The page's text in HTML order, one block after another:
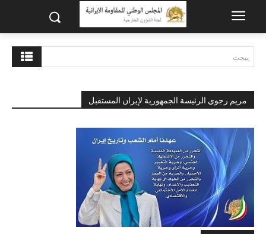
يبحث
مريم رجوي الرئيسة الجمهورية لإيران المستقبل